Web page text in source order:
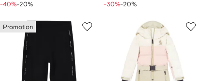
-40%-20% -30%-20%
Promotion